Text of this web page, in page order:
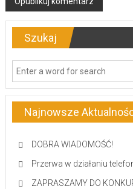
Szukaj
Najnowsze
DOBRA WIADOMOŚĆ!
Przerwa w działaniu
ZAPRASZAMY DO